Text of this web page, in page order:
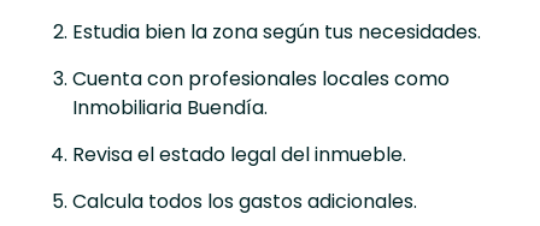
Estudia bien la zona según tus necesidades.
Cuenta con profesionales locales como
Inmobiliaria Buendía.
Revisa el estado legal del inmueble.
Calcula todos los gastos adicionales.